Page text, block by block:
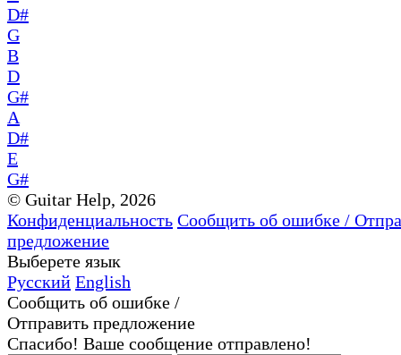
D#
G
B
D
G#
A
D#
E
G#
© Guitar Help, 2026
Конфиденциальность Сообщить об ошибке /
предложение
Выберете язык
Русский English
Сообщить об ошибке /
Отправить предложение
Спасибо! Ваше сообщение отправлено!